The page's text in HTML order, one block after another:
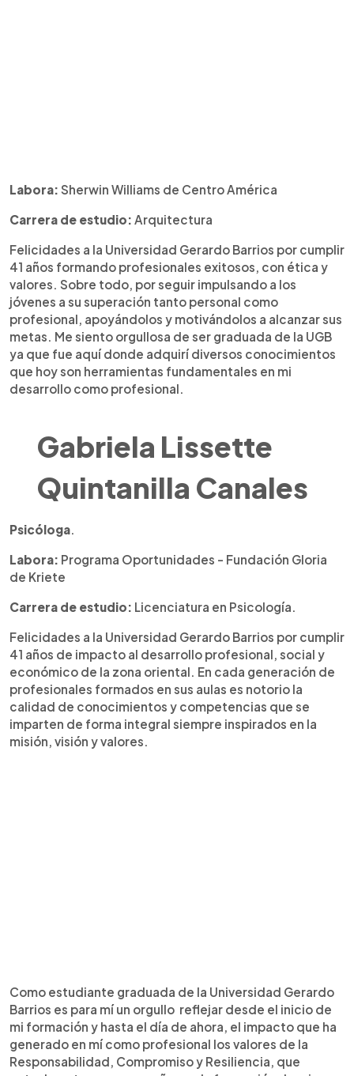
Labora: Sherwin Williams de Centro América
Carrera de estudio: Arquitectura
Felicidades a la Universidad Gerardo Barrios por cumplir
41 años formando profesionales exitosos, con ética y
valores. Sobre todo, por seguir impulsando a los
jóvenes a su superación tanto personal como
profesional, apoyándolos y motivándolos a alcanzar sus
metas. Me siento orgullosa de ser graduada de la UGB
ya que fue aquí donde adquirí diversos conocimientos
que hoy son herramientas fundamentales en mi
desarrollo como profesional.
Gabriela Lissette
Quintanilla Canales
Psicóloga.
Labora: Programa Oportunidades - Fundación Gloria
de Kriete
Carrera de estudio: Licenciatura en Psicología.
Felicidades a la Universidad Gerardo Barrios por cumplir
41 años de impacto al desarrollo profesional, social y
económico de la zona oriental. En cada generación de
profesionales formados en sus aulas es notorio la
calidad de conocimientos y competencias que se
imparten de forma integral siempre inspirados en la
misión, visión y valores.
Como estudiante graduada de la Universidad Gerardo
Barrios es para mí un orgullo reflejar desde el inicio de
mi formación y hasta el día de ahora, el impacto que ha
generado en mí como profesional los valores de la
Responsabilidad, Compromiso y Resiliencia, que